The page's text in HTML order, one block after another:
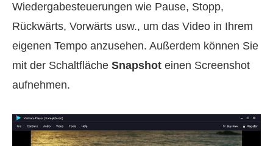
Wiedergabesteuerungen wie Pause, Stopp,
Rückwärts, Vorwärts usw., um das Video in Ihrem
eigenen Tempo anzusehen. Außerdem können Sie
mit der Schaltfläche Snapshot einen Screenshot
aufnehmen.